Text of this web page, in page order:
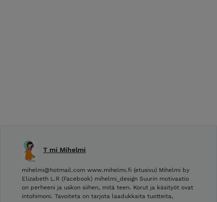
T mi Mihelmi
mihelmi@hotmail.com www.mihelmi.fi (etusivu) Mihelmi by
Elizabeth L.R (Facebook) mihelmi_design Suurin motivaatio
on perheeni ja uskon siihen, mitä teen. Korut ja käsityöt ovat
intohimoni. Tavoiteta on tarjota laadukkaita tuotteita,